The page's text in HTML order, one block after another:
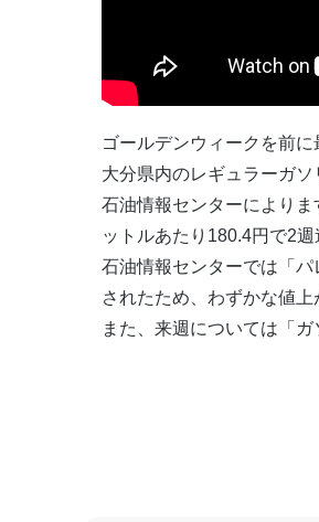
ゴールデンウィークを前
大分県内のレギュラーガ
石油情報センターにより
ットルあたり180.4円で2
石油情報センターでは「
されたため、わずかな値上
また、来週については「